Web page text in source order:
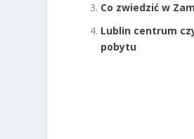
Co zwiedzić w
Lublin centrum
pobytu